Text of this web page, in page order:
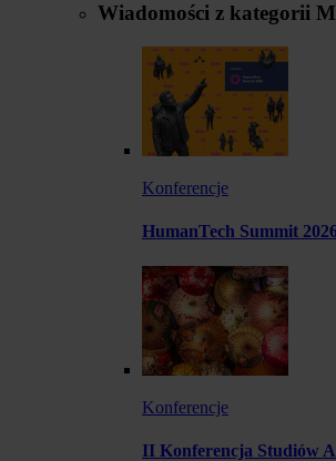
Wiadomości z kategorii
Konferencje
HumanTech Summit
Konferencje
II Konferencja Studiów